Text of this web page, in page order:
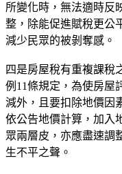
所變化時，無法適時反
整，除能促進賦稅更公
減少民眾的被剝奪感。
四是房屋稅有重複課稅
例11條規定，為使房屋
減外，且要扣除地價因
依公告地價計算，加入
眾兩層皮，亦應盡速調
生不平之聲。